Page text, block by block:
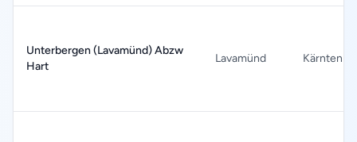
Unterbergen (Lavamünd) Abzw
Hart
Lavamünd Kärnten